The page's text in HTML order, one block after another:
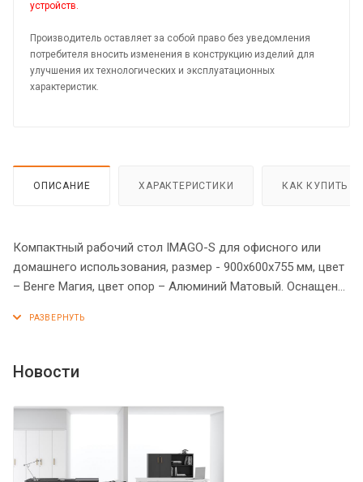
устройств.
Производитель оставляет за собой право без уведомления
потребителя вносить изменения в конструкцию изделий для
улучшения их технологических и эксплуатационных
характеристик.
ОПИСАНИЕ ХАРАКТЕРИСТИКИ КАК КУПИТЬ
Компактный рабочий стол IMAGO-S для офисного или
домашнего использования, размер - 900х600х755 мм, цвет
– Венге Магия, цвет опор – Алюминий Матовый. Оснащен
типа «Бенч». Солидная и прочная столешница 22 мм,
мм, регулировка по высоте для неровных полов.
Новости